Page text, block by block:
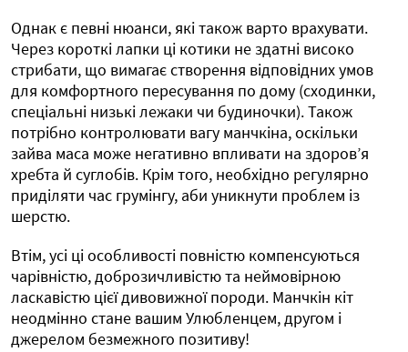
Однак є певні нюанси, які також варто врахувати.
Через короткі лапки ці котики не здатні високо
стрибати, що вимагає створення відповідних умов
для комфортного пересування по дому (сходинки,
спеціальні низькі лежаки чи будиночки). Також
потрібно контролювати вагу манчкіна, оскільки
зайва маса може негативно впливати на здоров’я
хребта й суглобів. Крім того, необхідно регулярно
приділяти час грумінгу, аби уникнути проблем із
шерстю.
Втім, усі ці особливості повністю компенсуються
чарівністю, доброзичливістю та неймовірною
ласкавістю цієї дивовижної породи. Манчкін кіт
неодмінно стане вашим Улюбленцем, другом і
джерелом безмежного позитиву!